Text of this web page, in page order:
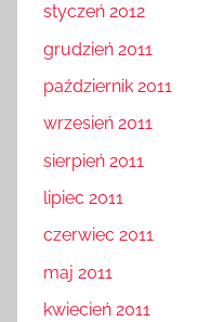
styczeń 2012
grudzień 2011
październik 2011
wrzesień 2011
sierpień 2011
lipiec 2011
czerwiec 2011
maj 2011
kwiecień 2011